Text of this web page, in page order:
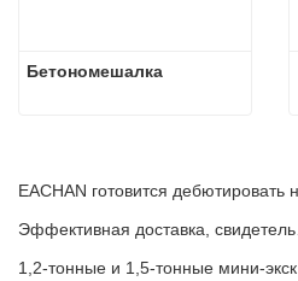
Бетономешалка